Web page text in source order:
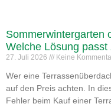
Sommerwintergarten
Welche Lösung passt
27. Juli 2026 Keine
Wer eine
auf den Preis achten. In
Fehler beim Kauf einer